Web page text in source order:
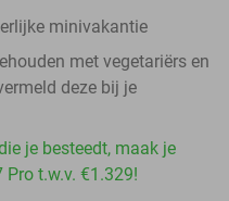
minivakantie
met vegetariërs en
deze bij je
je besteedt, maak je
t.w.v. €1.329!